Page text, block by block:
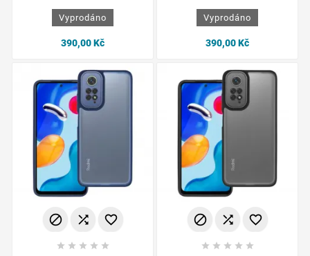
Vyprodáno
390,00 Kč
Vyprodáno
390,00 Kč
  
    
  
    